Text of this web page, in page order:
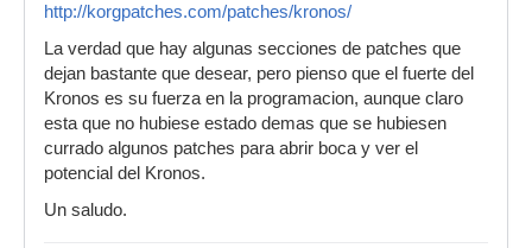
http://korgpatches.com/patches/kronos/
La verdad que hay algunas secciones de patches que
dejan bastante que desear, pero pienso que el fuerte del
Kronos es su fuerza en la programacion, aunque claro
esta que no hubiese estado demas que se hubiesen
currado algunos patches para abrir boca y ver el
potencial del Kronos.
Un saludo.